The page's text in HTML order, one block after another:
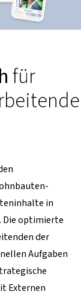
für
in
Die optimierte
der
Aufgaben
Externen